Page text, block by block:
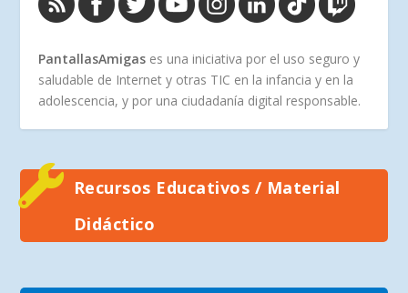
PantallasAmigas es una iniciativa por el uso seguro y
saludable de Internet y otras TIC en la infancia y en la
adolescencia, y por una ciudadanía digital responsable.
Recursos Educativos / Material
Didáctico